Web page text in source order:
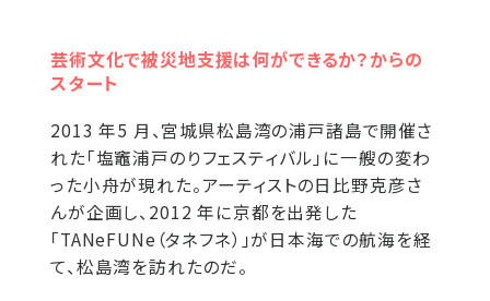
芸術文化で被災地支援は何ができるか？からの
スタート
2013 年5 月、宮城県松島湾の浦戸諸島で開催さ
れた「塩竈浦戸のりフェスティバル」に一艘の変わ
った小舟が現れた。アーティストの日比野克彦さ
んが企画し、2012 年に京都を出発した
「TANeFUNe（タネフネ）」が日本海での航海を経
て、松島湾を訪れたのだ。